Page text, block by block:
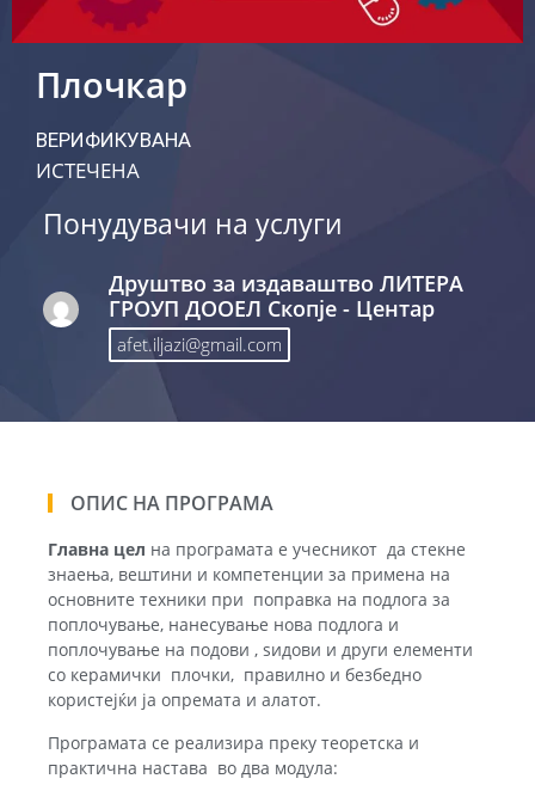
Плочкар
ВЕРИФИКУВАНА
ИСТЕЧЕНА
Понудувачи на услуги
Друштво за издаваштво ЛИТЕРА
ГРОУП ДООЕЛ Скопје - Центар
afet.iljazi@gmail.com
ОПИС НА ПРОГРАМА
Главна цел на програмата е учесникот да стекне
знаења, вештини и компетенции за примена на
основните техники при поправка на подлога за
поплочување, нанесување нова подлога и
поплочување на подови , ѕидови и други елементи
со керамички плочки, правилно и безбедно
користејќи ја опремата и алатот.
Програмата се реализира преку теоретска и
практична настава во два модула: